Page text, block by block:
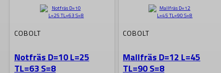
COBOLT
Notfräs D=10 L=25
TL=63 S=8
COBOLT
Mallfräs D=12 L=45
TL=90 S=8